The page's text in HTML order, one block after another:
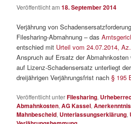
Veröffentlicht am18. September 2014
Verjährung von
Filesharing-Abmahnung – das
entschied mit Urteil vom 24.07.2014,
Anspruch auf Ersatz der
auf Lizenz-Schadensersatz unterliegt
dreijährigen Verjährungsfrist nach§ 195
Veröffentlicht unterFilesharing,
Abmahnkosten,AG Kassel,Anerkenntnis
Mahnbescheid, Unterlassungserklärung,